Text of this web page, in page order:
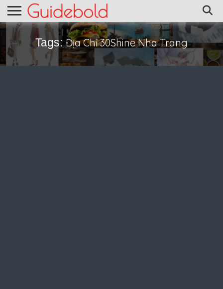
Tags:Địa Chỉ 30Shine Nha Trang